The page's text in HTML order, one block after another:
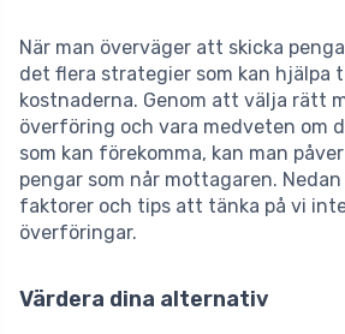
När man överväger att skicka
det flera strategier som kan hjälpa
kostnaderna. Genom att välja rätt
överföring och vara medveten om
som kan förekomma, kan man
pengar som når mottagaren.
faktorer och tips att tänka på vi
överföringar.
Värdera dina alternativ